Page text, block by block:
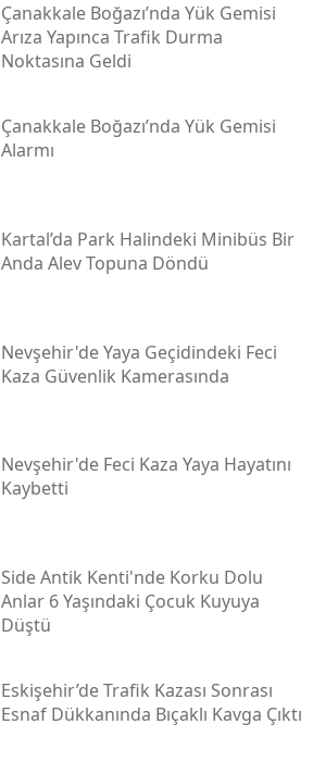
Çanakkale Boğazı’nda Yük Gemisi
Arıza Yapınca Trafik Durma
Noktasına Geldi
Çanakkale Boğazı’nda Yük Gemisi
Alarmı
Kartal’da Park Halindeki Minibüs Bir
Anda Alev Topuna Döndü
Nevşehir'de Yaya Geçidindeki Feci
Kaza Güvenlik Kamerasında
Nevşehir'de Feci Kaza Yaya Hayatını
Kaybetti
Side Antik Kenti'nde Korku Dolu
Anlar 6 Yaşındaki Çocuk Kuyuya
Düştü
Eskişehir’de Trafik Kazası Sonrası
Esnaf Dükkanında Bıçaklı Kavga Çıktı